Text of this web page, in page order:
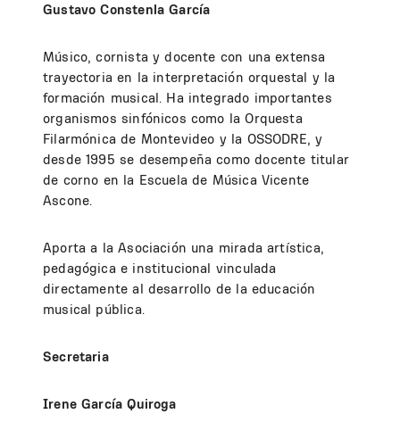
Gustavo Constenla García
Músico, cornista y docente con una extensa
trayectoria en la interpretación orquestal y la
formación musical. Ha integrado importantes
organismos sinfónicos como la Orquesta
Filarmónica de Montevideo y la OSSODRE, y
desde 1995 se desempeña como docente titular
de corno en la Escuela de Música Vicente
Ascone.
Aporta a la Asociación una mirada artística,
pedagógica e institucional vinculada
directamente al desarrollo de la educación
musical pública.
Secretaria
Irene García Quiroga